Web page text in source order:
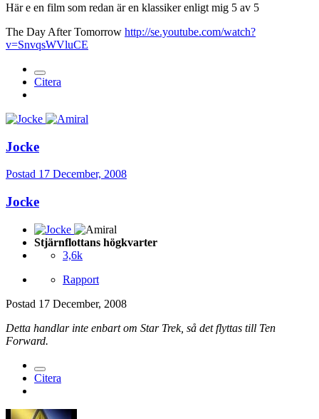
Här e en film som redan är en klassiker enligt mig 5 av 5
The Day After Tomorrow http://se.youtube.com/watch?
v=SnvqsWVluCE
Citera
Jocke
Postad 17 December, 2008
Jocke
Stjärnflottans högkvarter
3,6k
Rapport
Postad 17 December, 2008
Detta handlar inte enbart om Star Trek, så det flyttas till Ten
Forward.
Citera